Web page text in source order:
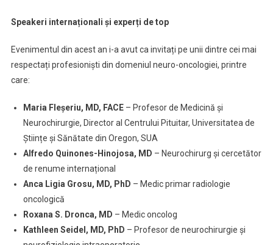
Speakeri internaționali și experți de top
Evenimentul din acest an i-a avut ca invitați pe unii dintre cei mai
respectați profesioniști din domeniul neuro-oncologiei, printre
care:
Maria Fleșeriu, MD, FACE– Profesor de Medicină și
Neurochirurgie, Director al Centrului Pituitar, Universitatea de
Științe și Sănătate din Oregon, SUA
Alfredo Quinones-Hinojosa, MD – Neurochirurg și cercetător
de renume internațional
Anca Ligia Grosu, MD, PhD – Medic primar radiologie
oncologică
Roxana S. Dronca, MD – Medic oncolog
Kathleen Seidel, MD, PhD – Profesor de neurochirurgie și